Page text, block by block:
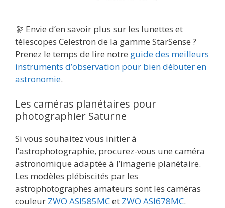
🔭 Envie d’en savoir plus sur les lunettes et
télescopes Celestron de la gamme StarSense ?
Prenez le temps de lire notre guide des meilleurs
instruments d’observation pour bien débuter en
astronomie.
Les caméras planétaires pour
photographier Saturne
Si vous souhaitez vous initier à
l’astrophotographie, procurez-vous une caméra
astronomique adaptée à l’imagerie planétaire.
Les modèles plébiscités par les
astrophotographes amateurs sont les caméras
couleur ZWO ASI585MCet ZWO ASI678MC.